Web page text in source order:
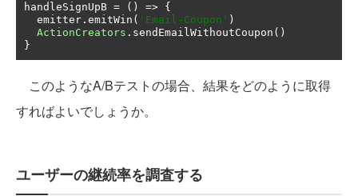
handleSignUpB = () => {
  emitter
. emitWin ( 'Email-Coupon' )
ActionCreators . sendEmailWithoutCoupon ()
}
このようなA/Bテストの場合、結果をどのように取得
すればよいでしょうか。
ユーザーの継続率を調査する